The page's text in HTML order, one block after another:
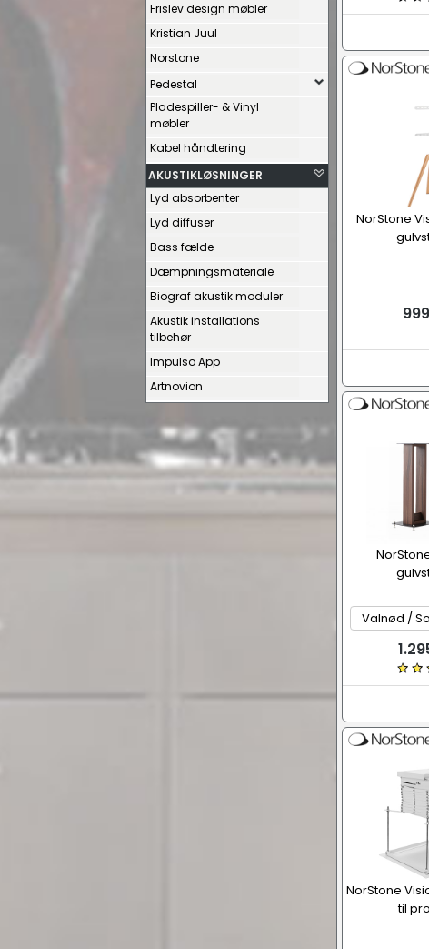
Frislev design møbler
Kristian Juul
Norstone
Pedestal
Pladespiller- & Vinyl
møbler
Kabel håndtering
AKUSTIKLØSNINGER
Lyd absorbenter
Lyd diffuser
Bass fælde
Dæmpningsmateriale
Biograf akustik moduler
Akustik installations
tilbehør
Impulso App
Artnovion
NorStone
NorStone
til